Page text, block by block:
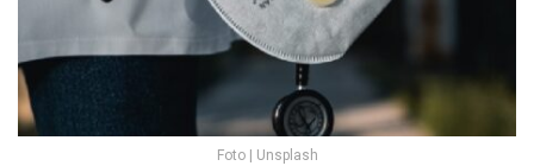
Foto | Unsplash